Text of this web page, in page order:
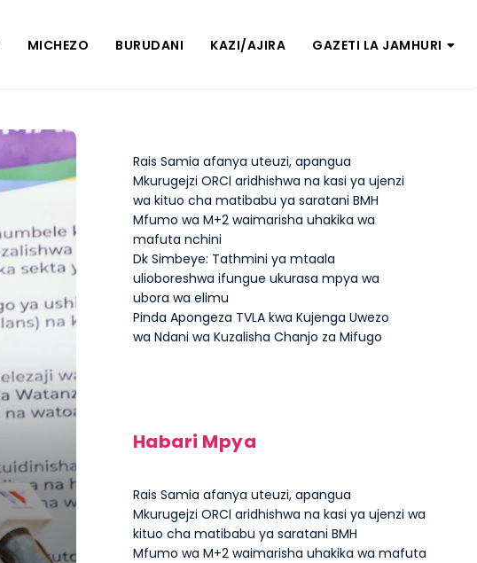
MICHEZO BURUDANI KAZI/AJIRA GAZETI LA JAMHURI
Rais Samia afanya uteuzi, apangua
Mkurugejzi ORCI aridhishwa na kasi ya ujenzi
wa kituo cha matibabu ya saratani BMH
Mfumo wa M+2 waimarisha uhakika wa
mafuta nchini
Dk Simbeye: Tathmini ya mtaala
ulioboreshwa ifungue ukurasa mpya wa
ubora wa elimu
Pinda Apongeza TVLA kwa Kujenga Uwezo
wa Ndani wa Kuzalisha Chanjo za Mifugo
Habari Mpya
Rais Samia afanya uteuzi, apangua
Mkurugejzi ORCI aridhishwa na kasi ya ujenzi wa
kituo cha matibabu ya saratani BMH
Mfumo wa M+2 waimarisha uhakika wa mafuta